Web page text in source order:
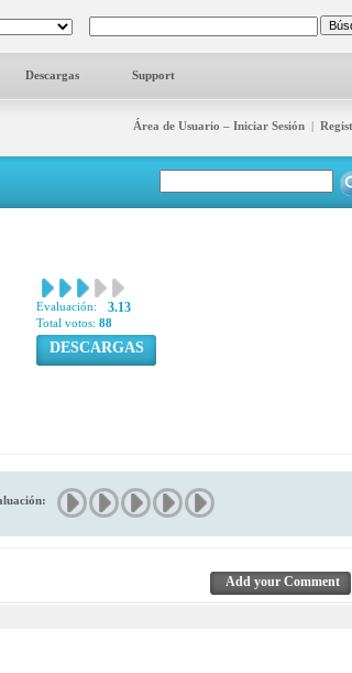
Descargas Support
Área de Usuario – Iniciar Sesión |
Evaluación: 3.13
Total votos: 88
DESCARGAS
Add your Comment